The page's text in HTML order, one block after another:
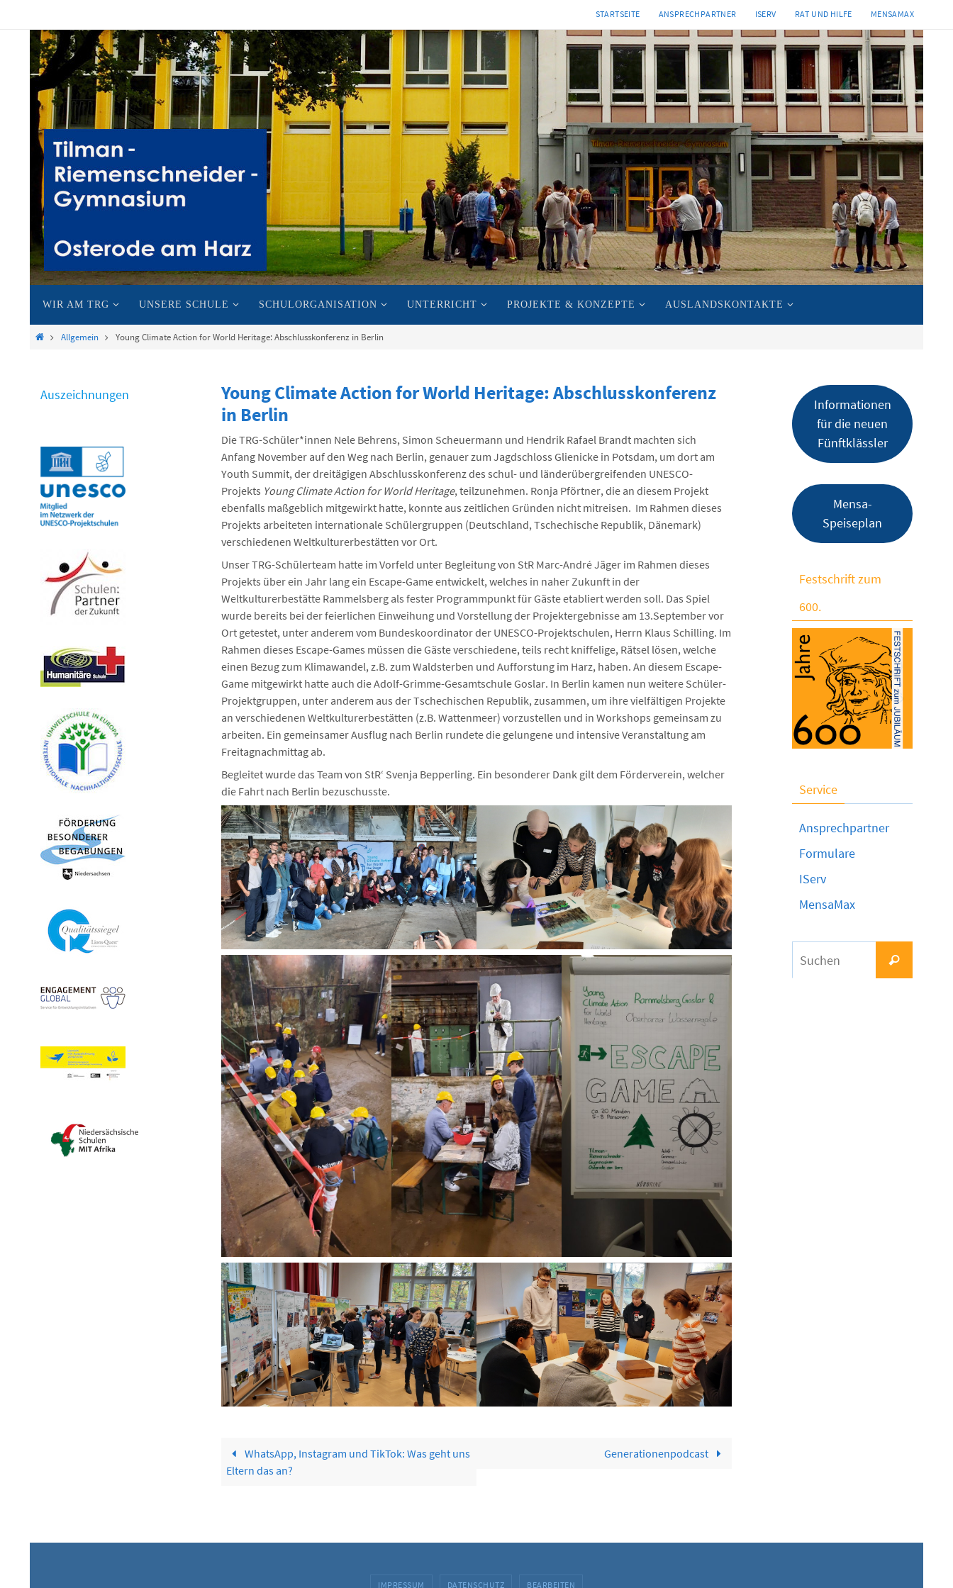
springen
STARTSEITE ANSPRECHPARTNER ISERV RAT UND HILFE MENSAMAX
Inhalt
WIR AM TRG UNSERE SCHULE SCHULORGANISATION UNTERRICHT PROJEKTE & KONZEPTE AUSLANDSKONTAKTE
StartAllgemein Young Climate Action for World Heritage: Abschlusskonferenz in Berlin
Young Climate Action for World Heritage: Abschlusskonferenz
in Berlin
Die TRG-Schüler*innen Nele Behrens, Simon Scheuermann und Hendrik Rafael Brandt machten sich
Anfang November auf den Weg nach Berlin, genauer zum Jagdschloss Glienicke in Potsdam, um dort am
Youth Summit, der dreitägigen Abschlusskonferenz des schul- und länderübergreifenden UNESCO-
Projekts Young Climate Action for World Heritage, teilzunehmen. Ronja Pförtner, die an diesem Projekt
ebenfalls maßgeblich mitgewirkt hatte, konnte aus zeitlichen Gründen nicht mitreisen. Im Rahmen dieses
Projekts arbeiteten internationale Schülergruppen (Deutschland, Tschechische Republik, Dänemark)
verschiedenen Weltkulturerbestätten vor Ort.
Unser TRG-Schülerteam hatte im Vorfeld unter Begleitung von StR Marc-André Jäger im Rahmen dieses
Projekts über ein Jahr lang ein Escape-Game entwickelt, welches in naher Zukunft in der
Weltkulturerbestätte Rammelsberg als fester Programmpunkt für Gäste etabliert werden soll. Das Spiel
wurde bereits bei der feierlichen Einweihung und Vorstellung der Projektergebnisse am 13.September vor
Ort getestet, unter anderem vom Bundeskoordinator der UNESCO-Projektschulen, Herrn Klaus Schilling. Im
Rahmen dieses Escape-Games müssen die Gäste verschiedene, teils recht kniffelige, Rätsel lösen, welche
einen Bezug zum Klimawandel, z.B. zum Waldsterben und Aufforstung im Harz, haben. An diesem Escape-
Game mitgewirkt hatte auch die Adolf-Grimme-Gesamtschule Goslar. In Berlin kamen nun weitere Schüler-
Projektgruppen, unter anderem aus der Tschechischen Republik, zusammen, um ihre vielfältigen Projekte
an verschiedenen Weltkulturerbestätten (z.B. Wattenmeer) vorzustellen und in Workshops gemeinsam zu
arbeiten. Ein gemeinsamer Ausflug nach Berlin rundete die gelungene und intensive Veranstaltung am
Freitagnachmittag ab.
Begleitet wurde das Team von StR‘ Svenja Bepperling. Ein besonderer Dank gilt dem Förderverein, welcher
die Fahrt nach Berlin bezuschusste.
WhatsApp, Instagram und TikTok: Was geht uns
Eltern das an?
Generationenpodcast
Auszeichnungen
Informationen
für die neuen
Fünftklässler
Mensa-
Speiseplan
Festschrift zum
600.
Service
Ansprechpartner
Formulare
IServ
MensaMax
Suchen
IMPRESSUM DATENSCHUTZ BEARBEITEN